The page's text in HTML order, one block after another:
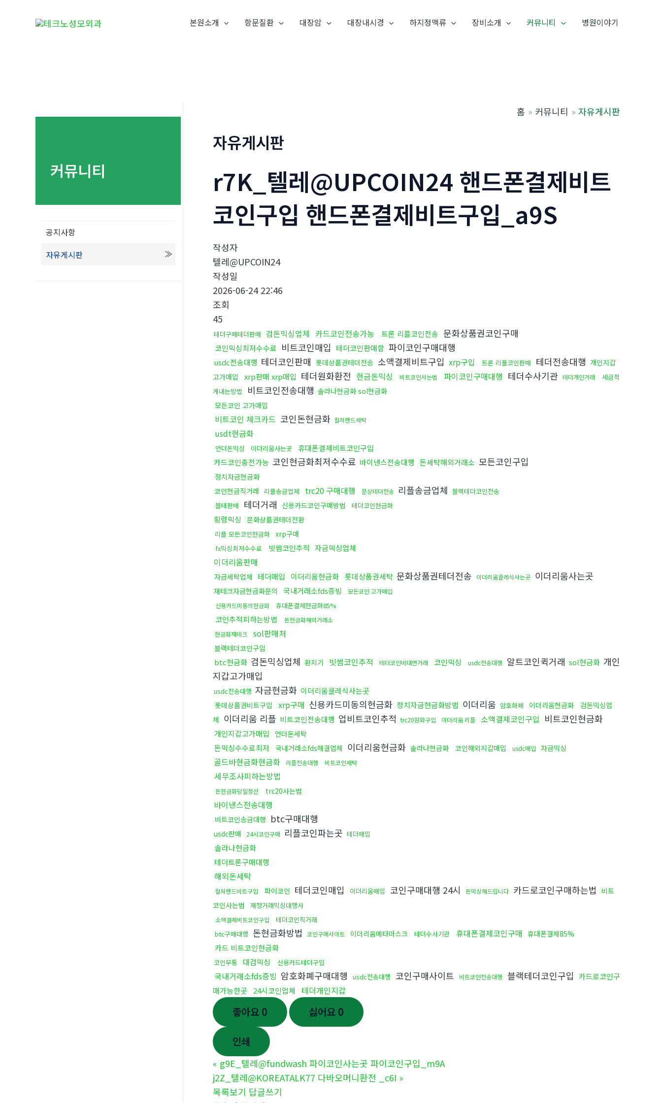
본원소개 항문질환 대장암 대장내시경 하지정맥류 장비소개 커뮤니티 병원이야기
커뮤니티
공지사항
자유게시판
홈 커뮤니티 자유게시판
자유게시판
r7K_텔레@UPCOIN24 핸드폰결제비트
코인구입 핸드폰결제비트구입_a9S
작성자
텔레@UPCOIN24
작성일
2026-06-24 22:46
조회
45
테더구매테더판매 검돈믹싱업체 카드코인전송가능 트론 리플코인전송 문화상품권코인구매
코인믹싱최저수수료 비트코인매입 테더코인판매함 파이코인구매대행
usdc전송대행 테더코인판매 롯데상품권테더전송 소액결제비트구입 xrp구입 트론 리플코인판매 테더전송대행 개인지갑
고가매입
xrp판매 xrp매입 테더원화환전 현금돈믹싱 비트코인사는법 파이코인구매대행 테더수사기관 테더개인거래
세금적
게내는방법
비트코인전송대행 솔라나현금화 sol현금화
모든코인 고가매입
비트코인 체크카드 코인돈현금화 컬쳐랜드세탁
usdt현금화
언더돈믹싱 이더리움사는곳
휴대폰결제비트코인구입
카드코인충전가능 코인현금화최저수수료 바이낸스전송대행 돈세탁해외거래소 모든코인구입
정치자금현금화
코인현금직거래
리플송금업체 trc20 구매대행 문상테더전송 리플송금업체 블랙테더코인전송
블테판매
테더거래 신용카드코인구매방법 테더코인현금화
횡령믹싱 문화상품권테더전환
리플 모든코인현금화 xrp구매
fx믹싱최저수수료 빗썸코인추적 자금믹싱업체
이더리움판매
자금세탁업체 테더매입 이더리움현금화 롯데상품권세탁 문화상품권테더전송 이더리움클레식사는곳 이더리움사는곳
재테크자금현금화문의 국내거래소fds증빙
모든코인 고가매입
신용카드미동의현금화
휴대폰결제현금화85%
코인추적피하는방법
돈현금화해외거래소
현금화재테크
sol판매처
블랙테더코인구입
btc현금화 검돈믹싱업체 환치기 빗썸코인추적 테더코인비대면거래 코인믹싱 usdc전송대행 알트코인퀵거래 sol현금화 개인
지갑고가매입
usdc전송대행 자금현금화 이더리움클레식사는곳
롯데상품권비트구입 xrp구매 신용카드미동의현금화 정치자금현금화방법 이더리움 암호화폐 이더리움현금화
검돈믹싱업
체 이더리움 리플 비트코인전송대행 업비트코인추적 trc20원화구입 이더리움 리플 소액결제코인구입 비트코인현금화
개인지갑고가매입 언더돈세탁
돈믹싱수수료최저 국내거래소fds해결업체 이더리움현금화 솔라나현금화 코인해외지갑매입 usdc매입 자금믹싱
골드바현금화현금화 리플전송대행 비트코인세탁
세무조사피하는방법
돈현금화당일정산 trc20사는법
바이낸스전송대행
비트코인송금대행 btc구매대행
usdc판매 24시코인구매 리플코인파는곳 테더매입
솔라나현금화
테더트론구매대행
해외돈세탁
컬쳐랜드비트구입 파이코인 테더코인매입 이더리움매입 코인구매대행 24시 돈믹싱해드립니다 카드로코인구매하는법
비트
코인사는법
재정거래믹싱대행사
소액결제비트코인구입
테더코인직거래
btc구매대행 돈현금화방법 코인구매사이트 이더리움메타마스크 테더수사기관 휴대폰결제코인구매 휴대폰결제85%
카드 비트코인현금화
코인무통 대검믹싱 신용카드테더구입
국내거래소fds증빙 암호화폐구매대행 usdc전송대행 코인구매사이트 비트코인전송대행 블랙테더코인구입 카드로코인구
매가능한곳
24시코인업체 테더개인지갑
좋아요 0 싫어요 0
인쇄
« g9E_텔레@fundwash 파이코인사는곳 파이코인구입_m9A
j2Z_텔레@KOREATALK77 다바오머니환전 _c6I »
목록보기 답글쓰기